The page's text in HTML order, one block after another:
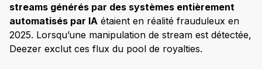
streams générés par des systèmes entièrement
automatisés par IA étaient en réalité frauduleux en
2025. Lorsqu’une manipulation de stream est détectée,
Deezer exclut ces flux du pool de royalties.